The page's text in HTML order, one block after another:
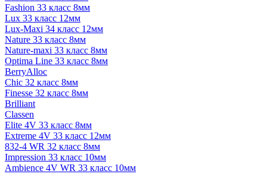
Fashion 33 класс 8мм
Lux 33 класс 12мм
Lux-Maxi 34 класс 12мм
Nature 33 класс 8мм
Nature-maxi 33 класс 8мм
Optima Line 33 класс 8мм
BerryAlloc
Chic 32 класс 8мм
Finesse 32 класс 8мм
Brilliant
Classen
Elite 4V 33 класс 8мм
Extreme 4V 33 класс 12мм
832-4 WR 32 класс 8мм
Impression 33 класс 10мм
Ambience 4V WR 33 класс 10мм